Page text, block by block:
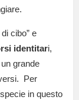
cibo” e
identitari,
grande
Per
in questo